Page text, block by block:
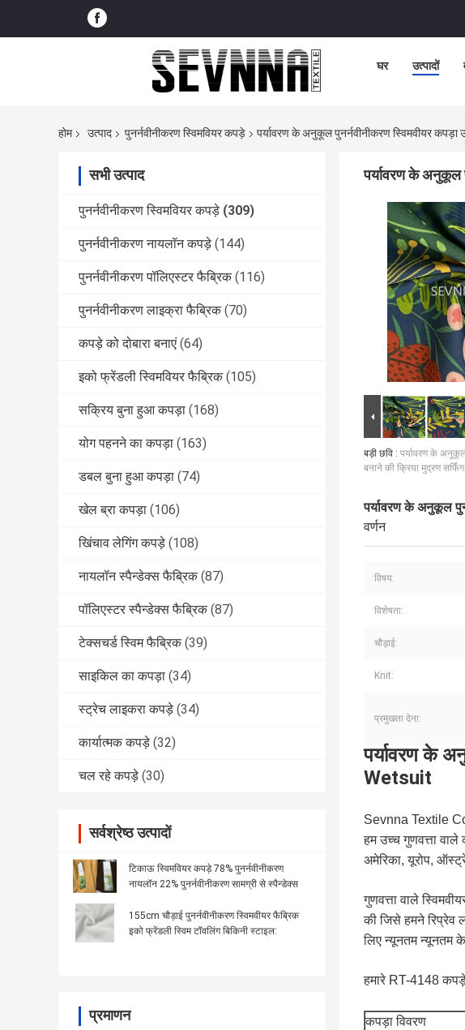
घर उत्पादों
होम उत्पाद पुनर्नवीनीकरण स्विमवियर कपड़े पर्यावरण के अनुकूल पुनर्नवीनीकरण स्विमवीयर
सभी उत्पाद
पुनर्नवीनीकरण स्विमवियर कपड़े (309)
पुनर्नवीनीकरण नायलॉन कपड़े (144)
पुनर्नवीनीकरण पॉलिएस्टर फैब्रिक (116)
पुनर्नवीनीकरण लाइक्रा फैब्रिक (70)
कपड़े को दोबारा बनाएं (64)
इको फ्रेंडली स्विमवियर फैब्रिक (105)
सक्रिय बुना हुआ कपड़ा (168)
योग पहनने का कपड़ा (163)
डबल बुना हुआ कपड़ा (74)
खेल ब्रा कपड़ा (106)
खिंचाव लेगिंग कपड़े (108)
नायलॉन स्पैन्डेक्स फैब्रिक (87)
पॉलिएस्टर स्पैन्डेक्स फैब्रिक (87)
टेक्सचर्ड स्विम फैब्रिक (39)
साइकिल का कपड़ा (34)
स्ट्रेच लाइकरा कपड़े (34)
कार्यात्मक कपड़े (32)
चल रहे कपड़े (30)
सर्वश्रेष्ठ उत्पादों
टिकाऊ स्विमवियर कपड़े 78% पुनर्नवीनीकरण
नायलॉन 22% पुनर्नवीनीकरण सामग्री से स्पैन्डेक्स
155cm चौड़ाई पुनर्नवीनीकरण स्विमवीयर फैब्रिक
इको फ्रेंडली स्विम टॉवलिंग बिकिनी स्टाइल:
प्रमाणन
पर्यावरण के अनुकूल
बड़ी छवि : पर्यावरण के अनुकूल
बनाने की क्रिया मुद्रण
पर्यावरण के अनुकूल
वर्णन
विषय:
विशेषता:
चौड़ाई:
Knit:
प्रमुखता देना:
पर्यावरण के
Wetsuit
Sevnna Textile
हम उच्च गुणवत्ता वाले
अमेरिका, यूरोप,
गुणवत्ता वाले
की जिसे हमने रिप्रेव
लिए न्यूनतम न्यूनतम
हमारे RT-4148
कपड़ा विवरण